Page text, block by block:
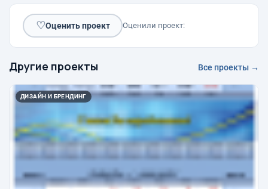
♡Оценить проект Оценили проект:
Другие проекты Все проекты →
ДИЗАЙН И БРЕНДИНГ